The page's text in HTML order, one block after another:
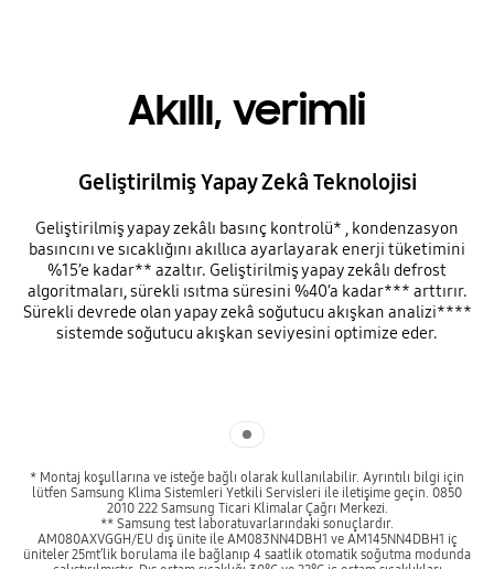
Akıllı, verimli
Geliştirilmiş Yapay Zekâ Teknolojisi
Geliştirilmiş yapay zekâlı basınç kontrolü* , kondenzasyon
basıncını ve sıcaklığını akıllıca ayarlayarak enerji tüketimini
%15’e kadar** azaltır. Geliştirilmiş yapay zekâlı defrost
algoritmaları, sürekli ısıtma süresini %40’a kadar*** arttırır.
Sürekli devrede olan yapay zekâ soğutucu akışkan analizi****
sistemde soğutucu akışkan seviyesini optimize eder.
* Montaj koşullarına ve isteğe bağlı olarak kullanılabilir. Ayrıntılı bilgi için
lütfen Samsung Klima Sistemleri Yetkili Servisleri ile iletişime geçin. 0850
2010 222 Samsung Ticari Klimalar Çağrı Merkezi.
** Samsung test laboratuvarlarındaki sonuçlardır.
AM080AXVGGH/EU dış ünite ile AM083NN4DBH1 ve AM145NN4DBH1 iç
üniteler 25mt’lik borulama ile bağlanıp 4 saatlik otomatik soğutma modunda